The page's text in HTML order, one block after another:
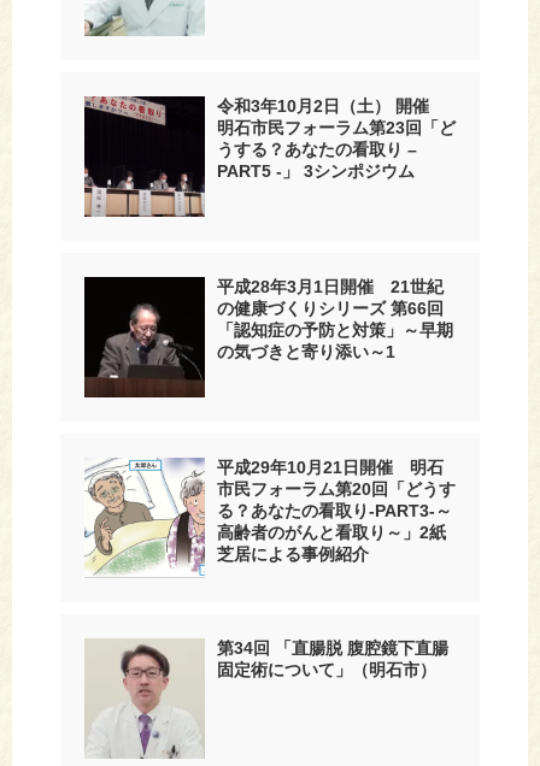
令和3年10月2日（土） 開催
明石市民フォーラム第23回「ど
うする？あなたの看取り –
PART5 -」 3シンポジウム
平成28年3月1日開催 21世紀
の健康づくりシリーズ 第66回
「認知症の予防と対策」～早期
の気づきと寄り添い～1
平成29年10月21日開催 明石
市民フォーラム第20回「どうす
る？あなたの看取り-PART3-～
高齢者のがんと看取り～」2紙
芝居による事例紹介
第34回 「直腸脱 腹腔鏡下直腸
固定術について」（明石市）